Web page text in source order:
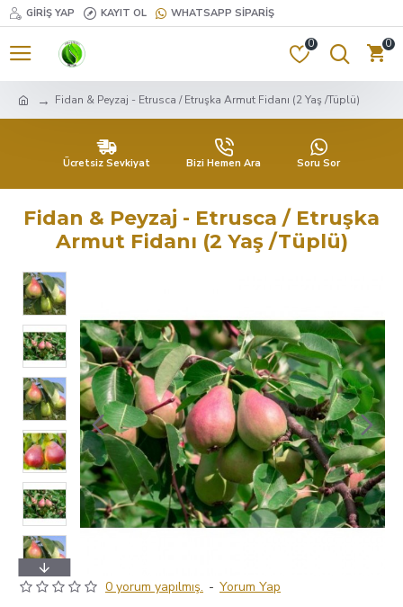
GIRIŞ YAP KAYIT OL WHATSAPP SIPARIŞ
0 0
Fidan & Peyzaj - Etrusca / Etruşka Armut Fidanı (2 Yaş /Tüplü)
Ücretsiz Sevkiyat Bizi Hemen Ara Soru Sor
Fidan & Peyzaj - Etrusca / Etruşka
Armut Fidanı (2 Yaş /Tüplü)
0 yorum yapılmış. - Yorum Yap